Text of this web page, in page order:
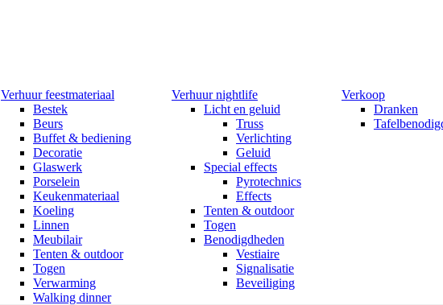
Verhuur feestmateriaal
Bestek
Beurs
Buffet & bediening
Decoratie
Glaswerk
Porselein
Keukenmateriaal
Koeling
Linnen
Meubilair
Tenten & outdoor
Togen
Verwarming
Walking dinner
Verhuur nightlife
Licht en geluid
Truss
Verlichting
Geluid
Special effects
Pyrotechnics
Effects
Tenten & outdoor
Togen
Benodigdheden
Vestiaire
Signalisatie
Beveiliging
Verkoop
Dranken